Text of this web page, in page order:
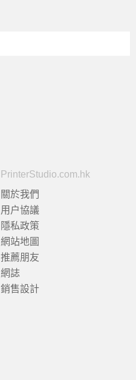
PrinterStudio.com.hk
關於我們
用户協議
隱私政策
網站地圖
推薦朋友
網誌
銷售設計